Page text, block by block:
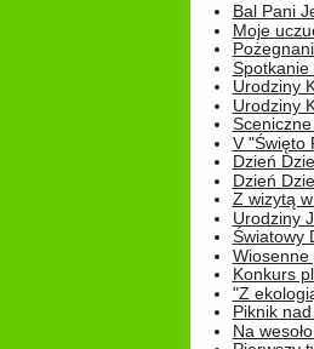
Bal Pani
Moje
Spotkanie
Urodziny
Urodziny
V "Święto
Dzień
Dzień
Z wizytą
Urodziny
Światowy
Wiosenne
Konkurs
"Z
Piknik
Na